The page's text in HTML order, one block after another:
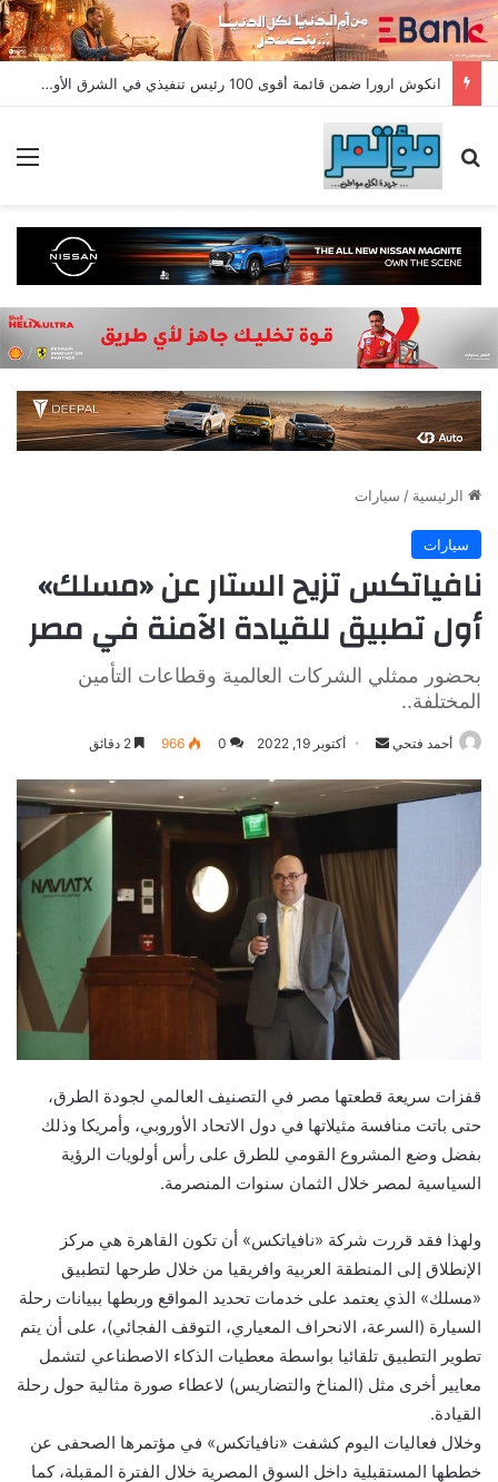
انكوش ارورا ضمن قائمة أقوى 100 رئيس تنفيذي في الشرق الأوسط لعام 2026 في قائمة فوربس الشرق الأوسط”
بحث عن
الرئيسية / سيارات
سيارات
نافياتكس تزيح الستار عن «مسلك»
أول تطبيق للقيادة الآمنة في مصر
بحضور ممثلي الشركات العالمية وقطاعات التأمين
المختلفة..
أحمد فتحي
أرسل
إلكترونيا
أكتوبر 19, 2022 0
966
قفزات سريعة قطعتها مصر في التصنيف العالمي لجودة الطرق،
حتى باتت منافسة مثيلاتها في دول الاتحاد الأوروبي، وأمريكا وذلك
بفضل وضع المشروع القومي للطرق على رأس أولويات الرؤية
السياسية لمصر خلال الثمان سنوات المنصرمة.
ولهذا فقد قررت شركة «نافياتكس» أن تكون القاهرة هي مركز
الإنطلاق إلى المنطقة العربية وافريقيا من خلال طرحها لتطبيق
«مسلك» الذي يعتمد على خدمات تحديد المواقع وربطها ببيانات رحلة
السيارة (السرعة، الانحراف المعياري، التوقف الفجائي)، على أن يتم
تطوير التطبيق تلقائيا بواسطة معطيات الذكاء الاصطناعي لتشمل
معايير أخرى مثل (المناخ والتضاريس) لاعطاء صورة مثالية حول رحلة
القيادة.
وخلال فعاليات اليوم كشفت «نافياتكس» في مؤتمرها الصحفى عن
خططها المستقبلية داخل السوق المصرية خلال الفترة المقبلة، كما